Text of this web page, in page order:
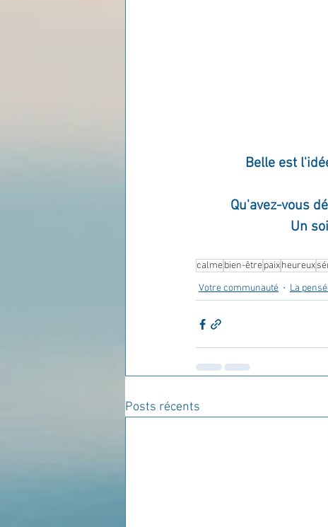
Belle est
Qu'avez-vous
Un
calmebien-êtrepaixheureux
Votre communauté
La
Posts récents